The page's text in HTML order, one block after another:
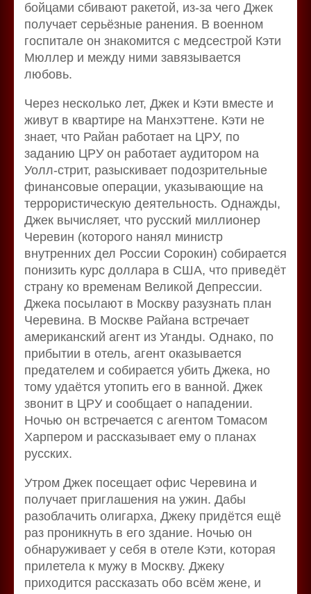
бойцами сбивают ракетой, из-за чего Джек
получает серьёзные ранения. В военном
госпитале он знакомится с медсестрой Кэти
Мюллер и между ними завязывается
любовь.
Через несколько лет, Джек и Кэти вместе и
живут в квартире на Манхэттене. Кэти не
знает, что Райан работает на ЦРУ, по
заданию ЦРУ он работает аудитором на
Уолл-стрит, разыскивает подозрительные
финансовые операции, указывающие на
террористическую деятельность. Однажды,
Джек вычисляет, что русский миллионер
Черевин (которого нанял министр
внутренних дел России Сорокин) собирается
понизить курс доллара в США, что приведёт
страну ко временам Великой Депрессии.
Джека посылают в Москву разузнать план
Черевина. В Москве Райана встречает
американский агент из Уганды. Однако, по
прибытии в отель, агент оказывается
предателем и собирается убить Джека, но
тому удаётся утопить его в ванной. Джек
звонит в ЦРУ и сообщает о нападении.
Ночью он встречается с агентом Томасом
Харпером и рассказывает ему о планах
русских.
Утром Джек посещает офис Черевина и
получает приглашения на ужин. Дабы
разоблачить олигарха, Джеку придётся ещё
раз проникнуть в его здание. Ночью он
обнаруживает у себя в отеле Кэти, которая
прилетела к мужу в Москву. Джеку
приходится рассказать обо всём жене, и